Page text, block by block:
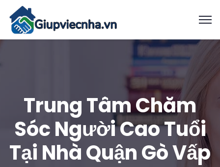
Trung Tâm Chăm
Sóc Người Cao Tuổi
Tại Nhà Quận Gò Vấp